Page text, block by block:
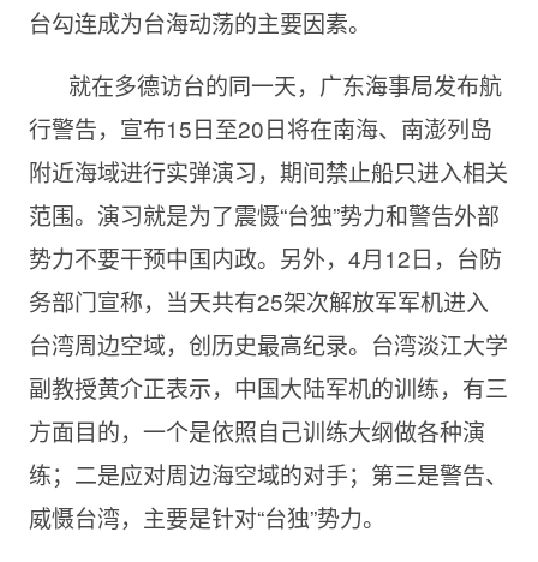
台勾连成为台海动荡的主要因素。
就在多德访台的同一天，广东海事局发布航
行警告，宣布15日至20日将在南海、南澎列岛
附近海域进行实弹演习，期间禁止船只进入相关
范围。演习就是为了震慑“台独”势力和警告外部
势力不要干预中国内政。另外，4月12日，台防
务部门宣称，当天共有25架次解放军军机进入
台湾周边空域，创历史最高纪录。台湾淡江大学
副教授黄介正表示，中国大陆军机的训练，有三
方面目的，一个是依照自己训练大纲做各种演
练；二是应对周边海空域的对手；第三是警告、
威慑台湾，主要是针对“台独”势力。